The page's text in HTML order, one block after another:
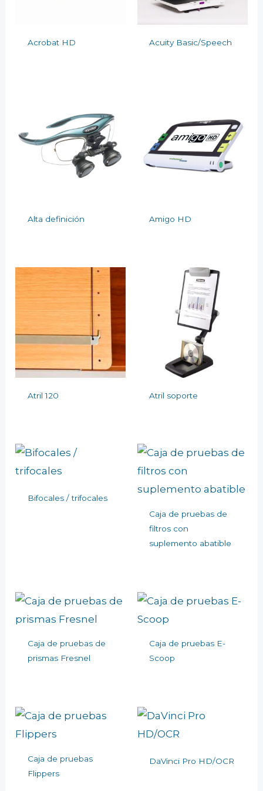
Acrobat HD Acuity Basic/Speech
Alta definición Amigo HD
Atril 120 Atril soporte
Bifocales / trifocales
Caja de pruebas de
filtros con
suplemento abatible
Caja de pruebas de
prismas Fresnel
Caja de pruebas E-
Scoop
Caja de pruebas
Flippers
DaVinci Pro HD/OCR